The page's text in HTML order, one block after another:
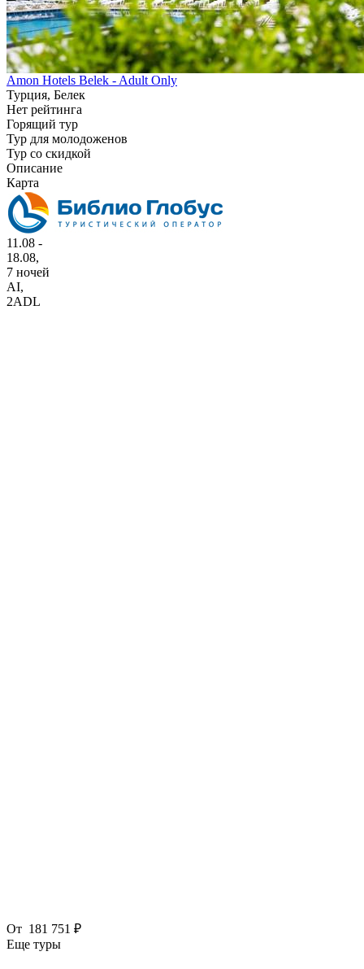
Amon Hotels Belek - Adult Only
Турция, Белек
Нет рейтинга
Горящий тур
Тур для молодоженов
Тур со скидкой
Описание
Карта
11.08 -
18.08,
7 ночей
AI,
2ADL
От 181 751 ₽
Еще туры